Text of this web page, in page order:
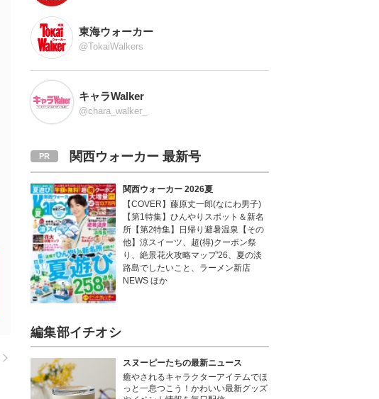
東海ウォーカー
@TokaiWalkers
キャラWalker
@chara_walker_
関西ウォーカー 最新号
関西ウォーカー 2026夏
【COVER】藤原丈一郎(なにわ男子)
【第1特集】ひんやりスポット＆新名
所【第2特集】日帰り避暑温泉【その
他】涼スイーツ、超(得)クーポン祭
り、絶景花火攻略マップ'26、夏の淡
路島でしたいこと、ラーメン新店
NEWS ほか
編集部イチオシ
スヌーピーたちの最新ニュース
癒やされるキャラクターアイテムでほ
っと一息つこう！かわいい最新グッズ